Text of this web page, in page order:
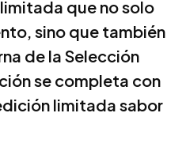
que no solo
sino que también
de la Selección
se completa con
limitada sabor